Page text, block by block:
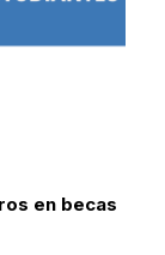
en becas